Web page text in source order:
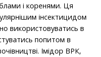
і коренями. Ця
інсектицидом
використовуватись в
попитом в
Імідор ВРК,